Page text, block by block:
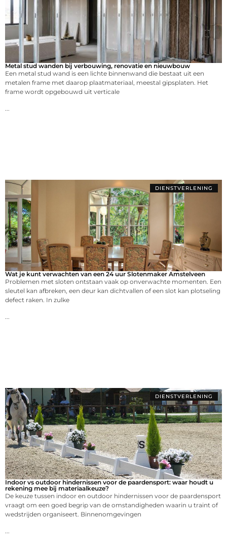
Metal stud wanden bij verbouwing, renovatie en nieuwbouw
Een metal stud wand is een lichte binnenwand die bestaat uit een
metalen frame met daarop plaatmateriaal, meestal gipsplaten. Het
frame wordt opgebouwd uit verticale
DIENSTVERLENING
Wat je kunt verwachten van een 24 uur Slotenmaker Amstelveen
Problemen met sloten ontstaan vaak op onverwachte momenten. Een
sleutel kan afbreken, een deur kan dichtvallen of een slot kan plotseling
defect raken. In zulke
DIENSTVERLENING
Indoor vs outdoor hindernissen voor de paardensport: waar houdt u
rekening mee bij materiaalkeuze?
De keuze tussen indoor en outdoor hindernissen voor de paardensport
vraagt om een goed begrip van de omstandigheden waarin u traint of
wedstrijden organiseert. Binnenomgevingen